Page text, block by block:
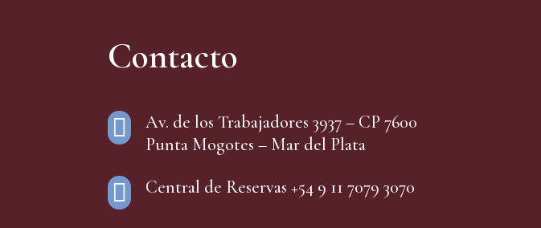
Contacto

Av. de los Trabajadores 3937 – CP 7600
Punta Mogotes – Mar del Plata
 Central de Reservas +54 9 11 7079 3070